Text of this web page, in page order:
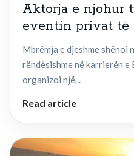
Aktorja e njohur
eventin privat
Mbrëmja e djeshme shënoi
rëndësishme në karrierën
organizoi një...
Read article